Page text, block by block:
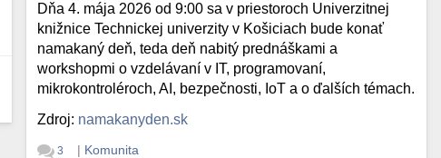
Dňa 4. mája 2026 od 9:00 sa v priestoroch Univerzitnej
knižnice Technickej univerzity v Košiciach bude konať
namakaný deň, teda deň nabitý prednáškami a
workshopmi o vzdelávaní v IT, programovaní,
mikrokontroléroch, AI, bezpečnosti, IoT a o ďalších témach.
Zdroj: namakanyden.sk
3 | Komunita